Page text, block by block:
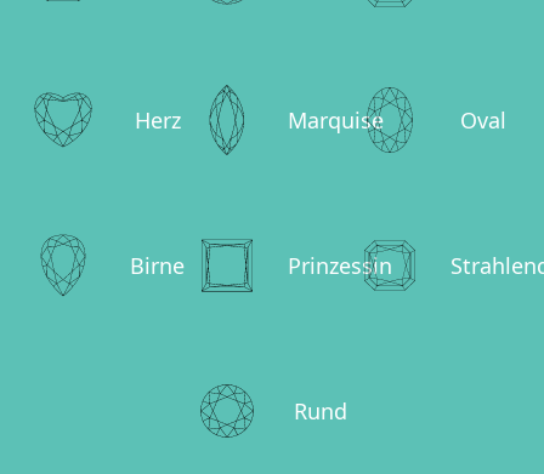
Herz Marquise Oval
Birne Prinzessin
Rund